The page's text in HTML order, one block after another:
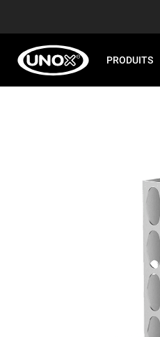
PRODUITS